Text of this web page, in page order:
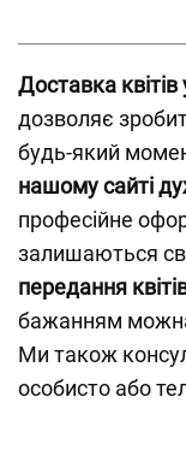
Доставка
дозволяє
будь-який
нашому сайті
професійне
залишаються
передання
бажанням
Ми також
особисто або